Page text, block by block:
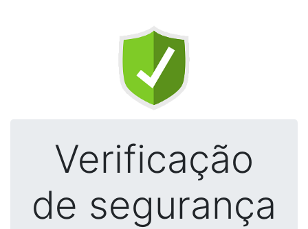
Verificação
de segurança